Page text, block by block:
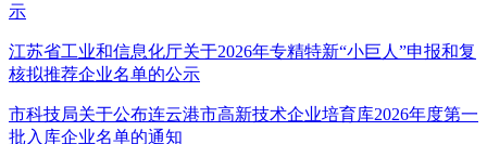
示
江苏省工业和信息化厅关于2026年专精特新“小巨人”申报和复
核拟推荐企业名单的公示
市科技局关于公布连云港市高新技术企业培育库2026年度第一
批入库企业名单的通知